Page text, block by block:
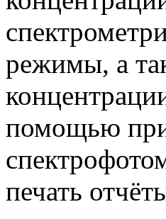
режимы, а
помощью
печать